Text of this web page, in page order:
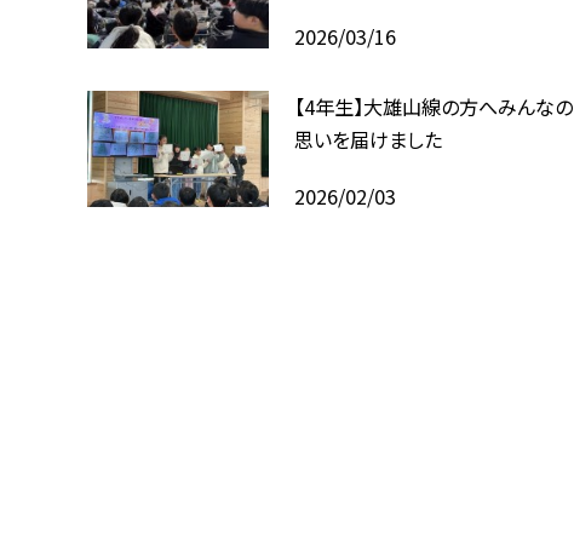
2026/03/16
【4年生】大雄山線の方へみんなの
思いを届けました
2026/02/03